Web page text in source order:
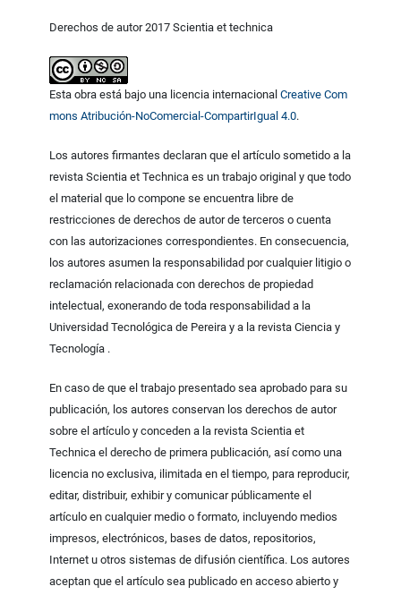
Derechos de autor 2017 Scientia et technica
Esta obra está bajo una licencia internacionalCreative Com
mons Atribución-NoComercial-CompartirIgual 4.0.
Los autores firmantes declaran que el artículo sometido a la
revista Scientia et Technica es un trabajo original y que todo
el material que lo compone se encuentra libre de
restricciones de derechos de autor de terceros o cuenta
con las autorizaciones correspondientes. En consecuencia,
los autores asumen la responsabilidad por cualquier litigio o
reclamación relacionada con derechos de propiedad
intelectual, exonerando de toda responsabilidad a la
Universidad Tecnológica de Pereira y a la revista Ciencia y
Tecnología .
En caso de que el trabajo presentado sea aprobado para su
publicación, los autores conservan los derechos de autor
sobre el artículo y conceden a la revista Scientia et
Technica el derecho de primera publicación, así como una
licencia no exclusiva, ilimitada en el tiempo, para reproducir,
editar, distribuir, exhibir y comunicar públicamente el
artículo en cualquier medio o formato, incluyendo medios
impresos, electrónicos, bases de datos, repositorios,
Internet u otros sistemas de difusión científica. Los autores
aceptan que el artículo sea publicado en acceso abierto y